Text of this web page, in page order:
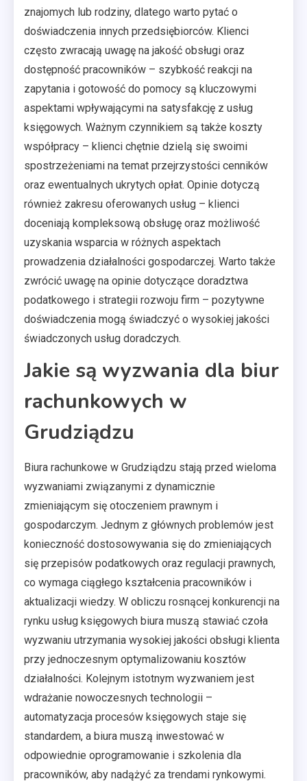
znajomych lub rodziny, dlatego warto pytać o
doświadczenia innych przedsiębiorców. Klienci
często zwracają uwagę na jakość obsługi oraz
dostępność pracowników – szybkość reakcji na
zapytania i gotowość do pomocy są kluczowymi
aspektami wpływającymi na satysfakcję z usług
księgowych. Ważnym czynnikiem są także koszty
współpracy – klienci chętnie dzielą się swoimi
spostrzeżeniami na temat przejrzystości cenników
oraz ewentualnych ukrytych opłat. Opinie dotyczą
również zakresu oferowanych usług – klienci
doceniają kompleksową obsługę oraz możliwość
uzyskania wsparcia w różnych aspektach
prowadzenia działalności gospodarczej. Warto także
zwrócić uwagę na opinie dotyczące doradztwa
podatkowego i strategii rozwoju firm – pozytywne
doświadczenia mogą świadczyć o wysokiej jakości
świadczonych usług doradczych.
Jakie są wyzwania dla biur
rachunkowych w
Grudziądzu
Biura rachunkowe w Grudziądzu stają przed wieloma
wyzwaniami związanymi z dynamicznie
zmieniającym się otoczeniem prawnym i
gospodarczym. Jednym z głównych problemów jest
konieczność dostosowywania się do zmieniających
się przepisów podatkowych oraz regulacji prawnych,
co wymaga ciągłego kształcenia pracowników i
aktualizacji wiedzy. W obliczu rosnącej konkurencji na
rynku usług księgowych biura muszą stawiać czoła
wyzwaniu utrzymania wysokiej jakości obsługi klienta
przy jednoczesnym optymalizowaniu kosztów
działalności. Kolejnym istotnym wyzwaniem jest
wdrażanie nowoczesnych technologii –
automatyzacja procesów księgowych staje się
standardem, a biura muszą inwestować w
odpowiednie oprogramowanie i szkolenia dla
pracowników, aby nadążyć za trendami rynkowymi.